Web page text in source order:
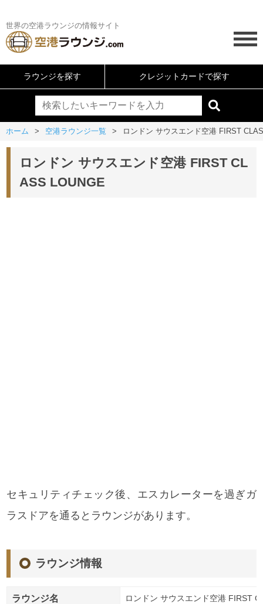
世界の空港ラウンジの情報サイト
ラウンジを探す クレジットカードで探す
ホーム 空港ラウンジ一覧 ロンドン サウスエンド空港 FIRST
ロンドン サウスエンド空港 FIRST CL
ASS LOUNGE
セキュリティチェック後、エスカレーターを過ぎガ
ラスドアを通るとラウンジがあります。
ラウンジ情報
ラウンジ名 ロンドン サウスエンド空港 FIRST